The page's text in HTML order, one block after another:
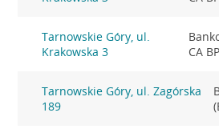
Tarnowskie Góry, ul.
Krakowska 3
CA BP
Tarnowskie Góry, ul. Zagórska
189